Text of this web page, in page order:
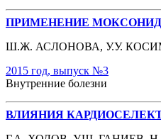
ПРИМЕНЕНИЕ
Ш.Ж. АСЛОНОВА, У.У.
2015 год, выпуск №3
Внутренние болезни
ВЛИЯНИЯ